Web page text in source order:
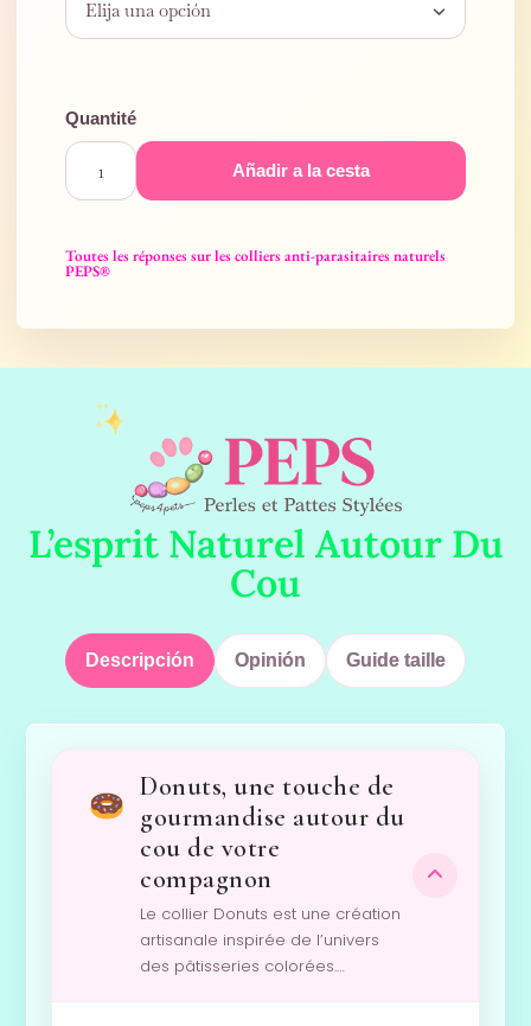
Añadir a la cesta
Toutes les réponses sur les colliers anti-parasitaires naturels
PEPS®
L’esprit Naturel Autour Du
Cou
Descripción Opinión Guide taille
Donuts, une touche de
gourmandise autour du
cou de votre
compagnon
Le collier Donuts est une création
artisanale inspirée de l’univers
des pâtisseries colorées.…